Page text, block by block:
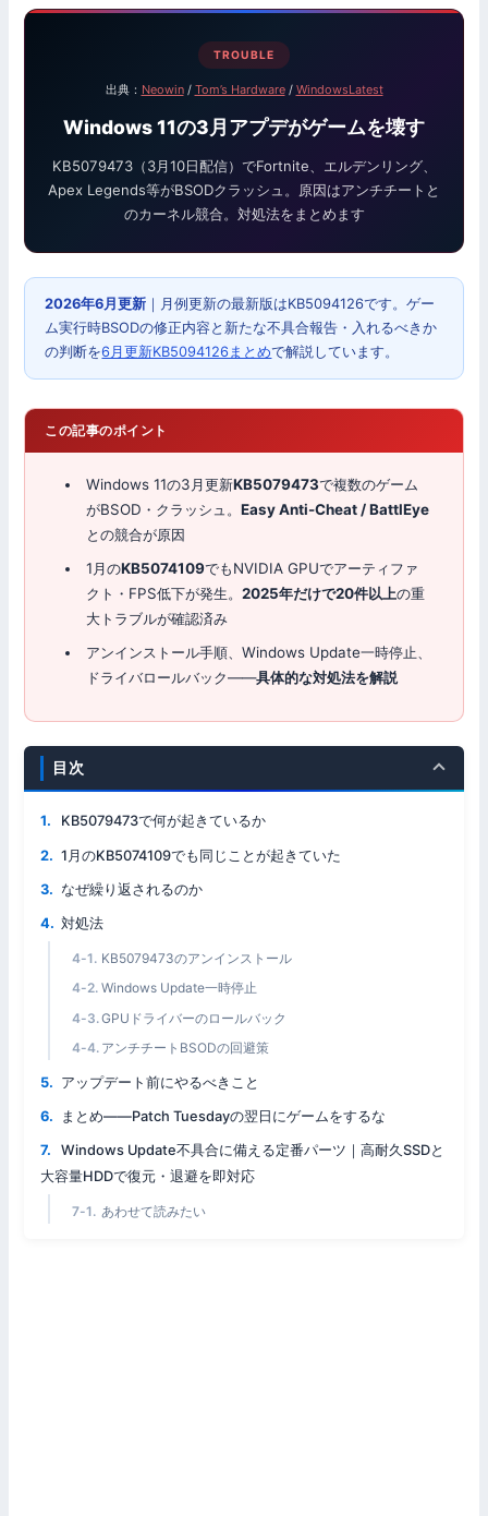
TROUBLE
出典： Neowin/ Tom’s Hardware/ WindowsLatest
Windows 11の3月アプデがゲームを壊す
KB5079473（3月10日配信）でFortnite、エルデンリング、
Apex Legends等がBSODクラッシュ。原因はアンチチートと
のカーネル競合。対処法をまとめます
2026年6月更新 ｜月例更新の最新版はKB5094126です。ゲー
ム実行時BSODの修正内容と新たな不具合報告・入れるべきか
の判断を6月更新KB5094126まとめで解説しています。
この記事のポイント
Windows 11の3月更新KB5079473で複数のゲーム
がBSOD・クラッシュ。Easy Anti-Cheat / BattlEye
との競合が原因
1月のKB5074109でもNVIDIA GPUでアーティファ
クト・FPS低下が発生。2025年だけで20件以上の重
大トラブルが確認済み
アンインストール手順、Windows Update一時停止、
ドライバロールバック——具体的な対処法を解説
目次
KB5079473で何が起きているか
1月のKB5074109でも同じことが起きていた
なぜ繰り返されるのか
対処法
KB5079473のアンインストール
Windows Update一時停止
GPUドライバーのロールバック
アンチチートBSODの回避策
アップデート前にやるべきこと
まとめ——Patch Tuesdayの翌日にゲームをするな
Windows Update不具合に備える定番パーツ｜高耐久SSDと
大容量HDDで復元・退避を即対応
あわせて読みたい